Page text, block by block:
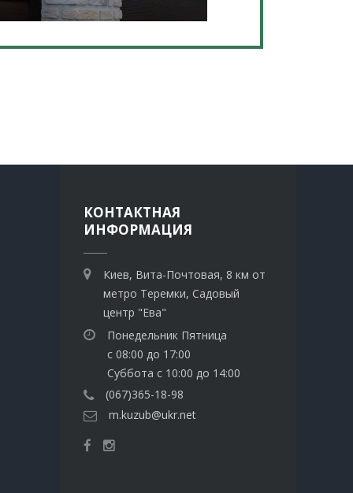
КОНТАКТНАЯ
ИНФОРМАЦИЯ
Киев, Вита-Почтовая, 8 км от
метро Теремки, Садовый
центр "Ева"
Понедельник Пятница
с 08:00 до 17:00
Суббота с 10:00 до 14:00
(067)365-18-98
m.kuzub@ukr.net